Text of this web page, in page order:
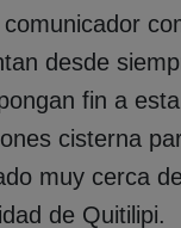
comunicador
desde
fin a
cisterna
muy cerca
de Quitilipi.